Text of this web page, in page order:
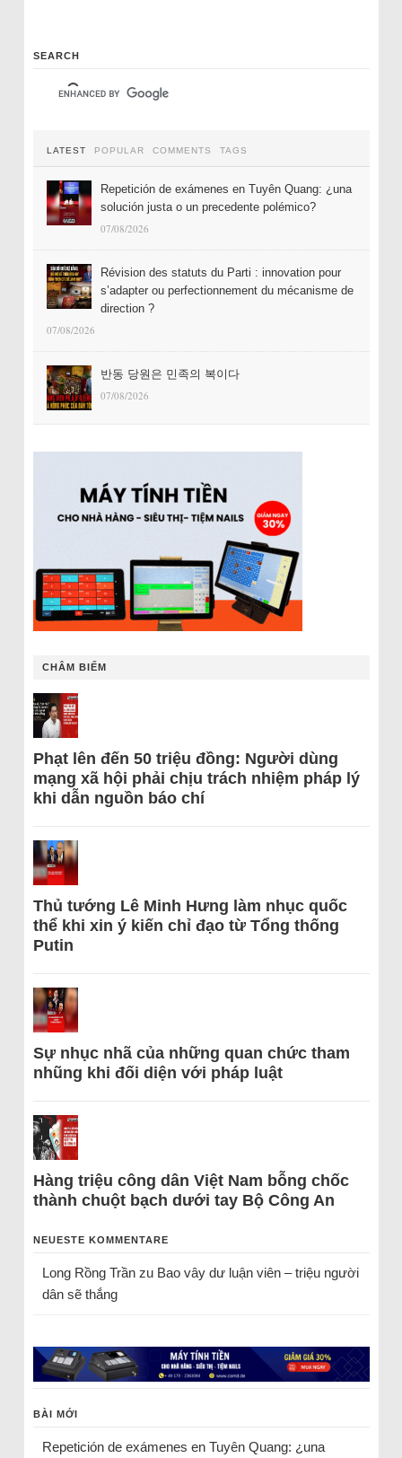
SEARCH
LATEST POPULAR COMMENTS TAGS
Repetición de exámenes en Tuyên Quang: ¿una
solución justa o un precedente polémico?
07/08/2026
Révision des statuts du Parti : innovation pour
s’adapter ou perfectionnement du mécanisme de
direction ?
07/08/2026
반동 당원은 민족의 복이다
07/08/2026
CHÂM BIẾM
Phạt lên đến 50 triệu đồng: Người dùng
mạng xã hội phải chịu trách nhiệm pháp lý
khi dẫn nguồn báo chí
Thủ tướng Lê Minh Hưng làm nhục quốc
thể khi xin ý kiến chỉ đạo từ Tổng thống
Putin
Sự nhục nhã của những quan chức tham
nhũng khi đối diện với pháp luật
Hàng triệu công dân Việt Nam bỗng chốc
thành chuột bạch dưới tay Bộ Công An
NEUESTE KOMMENTARE
Long Rồng Trầnzu Bao vây dư luận viên – triệu người
dân sẽ thắng
BÀI MỚI
Repetición de exámenes en Tuyên Quang: ¿una